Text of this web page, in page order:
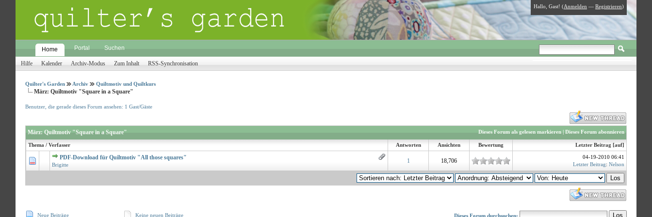
Hallo, Gast! (Anmelden — Registrieren)
Home Portal Suchen
Hilfe Kalender Archiv-Modus Zum Inhalt RSS-Synchronisation
Quilter's Garden Archiv Quiltmotiv und Quiltkurs
März: Quiltmotiv "Square in a Square"
Benutzer, die gerade dieses Forum ansehen: 1 Gast/Gäste
Dieses Forum als gelesen markieren | Dieses Forum abonnieren
März: Quiltmotiv "Square in a Square"
Thema / Verfasser Antworten Ansichten Bewertung Letzter Beitrag [auf]
PDF-Download für Quiltmotiv "All those squares"
Brigitte
1 18,706
0 Bewertungen - 0 von 5 durchschnittlich
04-19-2010 06:41
Letzter Beitrag: Nelson
Neue Beiträge
Keine neuen Beiträge
Dieses Forum durchsuchen: